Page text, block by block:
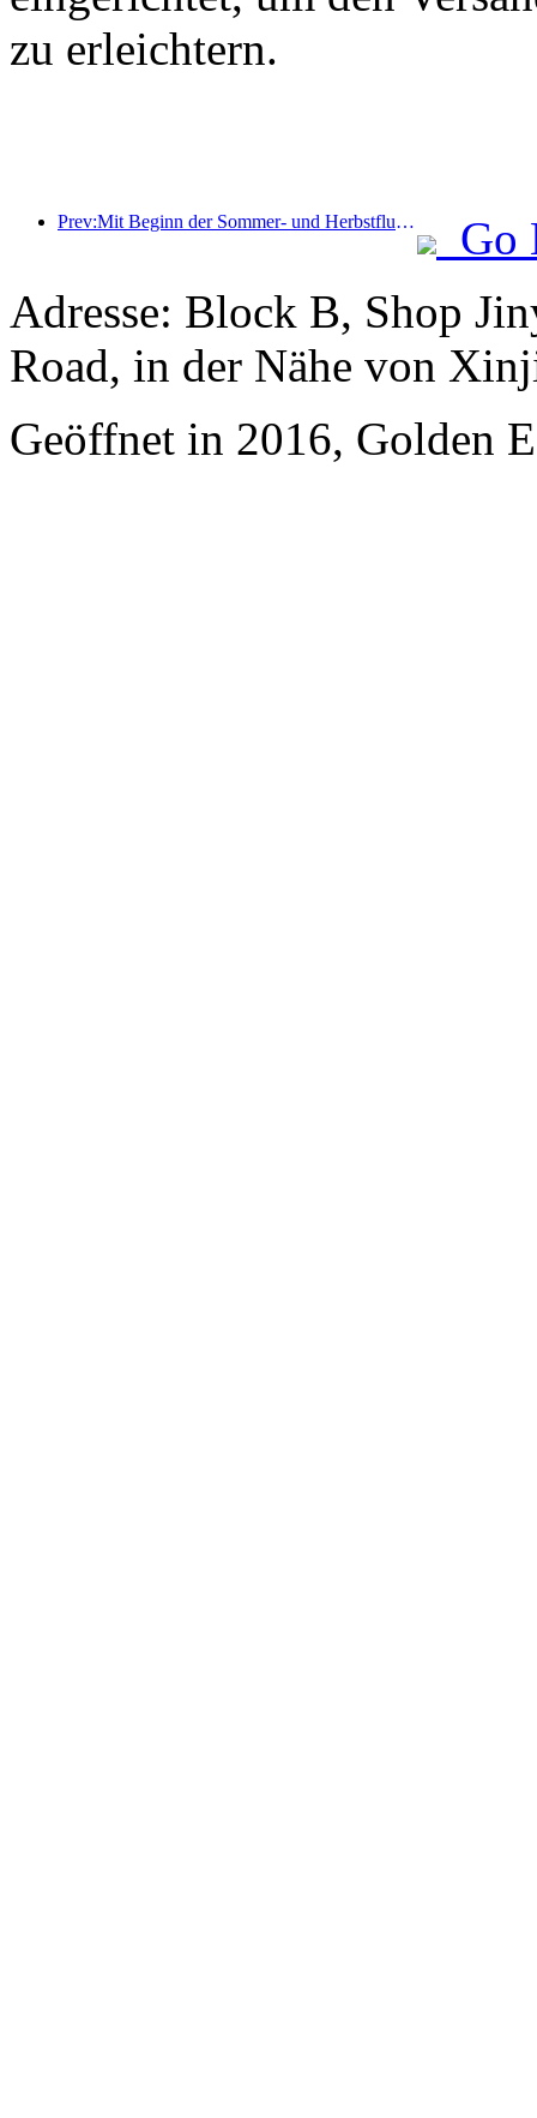
zu erleichtern.
Prev:Mit Beginn der Sommer- und Herbstflugsaison wurden 41 neue Ziele zu den drei Flughäfen auf der Insel Hainan hinzugefügt.
Go
Adresse: Block B, Shop
Road, in der Nähe von
Geöffnet in 2016, Golden